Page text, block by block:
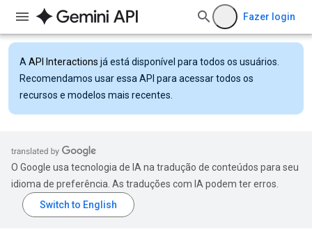
Fazer login
A API Interactions já está disponível para todos os usuários.
Recomendamos usar essa API para acessar todos os
recursos e modelos mais recentes.
O Google usa tecnologia de IA na tradução de conteúdos para seu
idioma de preferência. As traduções com IA podem ter erros.